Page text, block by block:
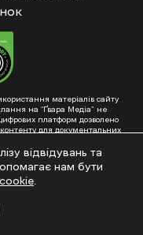
матеріалів сайту
на “Ґвара Медіа” не
платформ дозволено
для документальних
– R40-01353. Поштова
14, абонентська скринька
відвідувань та
нам бути
cookie